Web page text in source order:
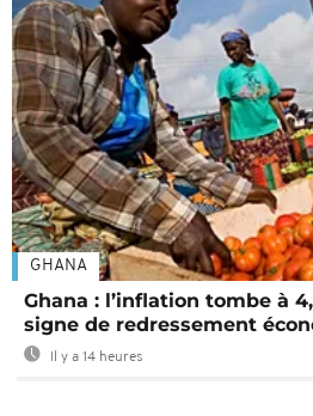
GHANA
Ghana : l’inflation tombe à
signe de redressement
Il y a 14 heures